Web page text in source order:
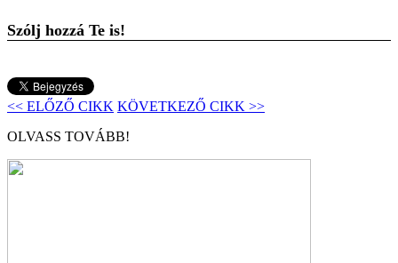
Szólj hozzá Te is!
<< ELŐZŐ CIKK KÖVETKEZŐ CIKK >>
OLVASS TOVÁBB!